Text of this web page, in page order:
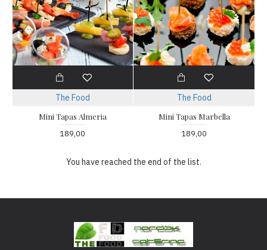
The Food
Mini Tapas Almeria
189,00
The Food
Mini Tapas Marbella
189,00
You have reached the end of the list.